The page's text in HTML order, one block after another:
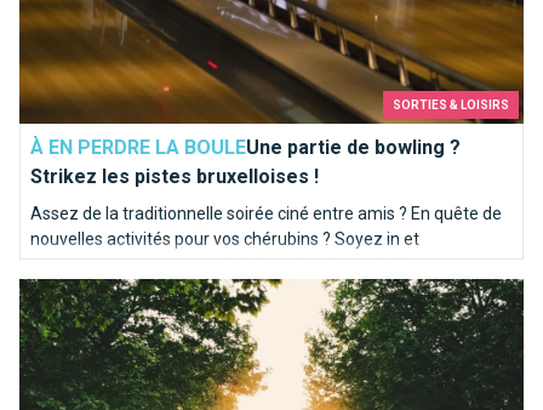
SORTIES & LOISIRS
À EN PERDRE LA BOULEUne partie de bowling ?
Strikez les pistes bruxelloises !
Assez de la traditionnelle soirée ciné entre amis ? En quête de
nouvelles activités pour vos chérubins ? Soyez in et
programmez-vous une soirée bowling. Brusselslife a
sélectionné pour vous les meilleures pistes de la capitale.
Les meilleures façons de faire des rencontres à Bruxelles